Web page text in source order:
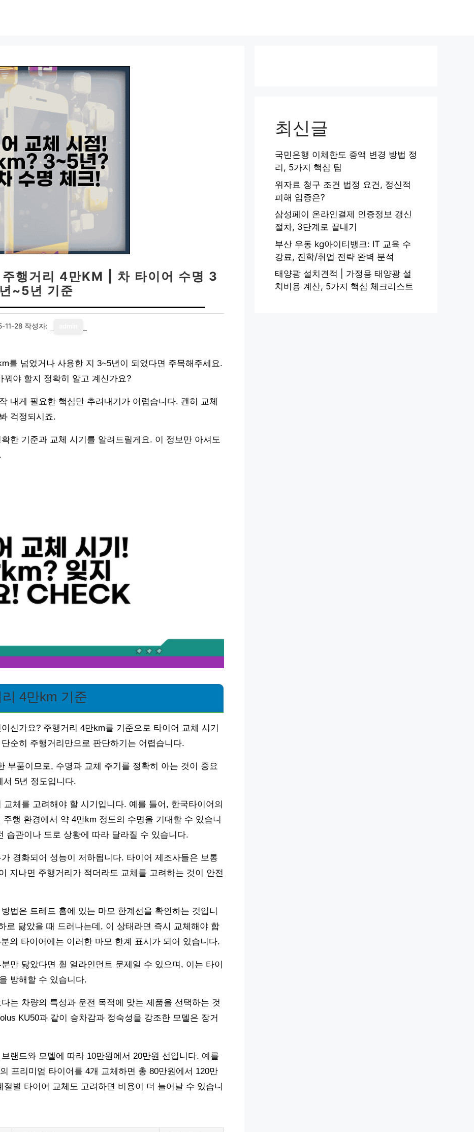
행거리 4만KM | 차 타이어 수명 3
년~5년 기준
11-28 작성자:
를 넘었거나 사용한 지 3~5년이 되었다면 주목해주세요.
야 할지 정확히 알고 계신가요?
내게 필요한 핵심만 추려내기가 어렵습니다. 괜히 교체
걱정되시죠.
한 기준과 교체 시기를 알려드릴게요. 이 정보만 아셔도
4만km 기준
신가요? 주행거리 4만km를 기준으로 타이어 교체 시기
순히 주행거리만으로 판단하기는 어렵습니다.
부품이므로, 수명과 교체 주기를 정확히 아는 것이 중요
서 5년 정도입니다.
체를 고려해야 할 시기입니다. 예를 들어, 한국타이어의
행 환경에서 약 4만km 정도의 수명을 기대할 수 있습니
습관이나 도로 상황에 따라 달라질 수 있습니다.
경화되어 성능이 저하됩니다. 타이어 제조사들은 보통
지나면 주행거리가 적더라도 교체를 고려하는 것이 안전
법은 트레드 홈에 있는 마모 한계선을 확인하는 것입니
로 닳았을 때 드러나는데, 이 상태라면 즉시 교체해야 합
의 타이어에는 이러한 마모 한계 표시가 되어 있습니다.
만 닳았다면 휠 얼라인먼트 문제일 수 있으며, 이는 타이
방해할 수 있습니다.
는 차량의 특성과 운전 목적에 맞는 제품을 선택하는 것
KU50과 같이 승차감과 정숙성을 강조한 모델은 장거
랜드와 모델에 따라 10만원에서 20만원 선입니다. 예를
프리미엄 타이어를 4개 교체하면 총 80만원에서 120만
별 타이어 교체도 고려하면 비용이 더 늘어날 수 있습니
최신글
국민은행 이체한도 증액 변경 방법 정
리, 5가지 핵심 팁
위자료 청구 조건 법정 요건, 정신적
피해 입증은?
삼성페이 온라인결제 인증정보 갱신
절차, 3단계로 끝내기
부산 우동 kg아이티뱅크: IT 교육 수
강료, 진학/취업 전략 완벽 분석
태양광 설치견적 | 가정용 태양광 설
치비용 계산, 5가지 핵심 체크리스트